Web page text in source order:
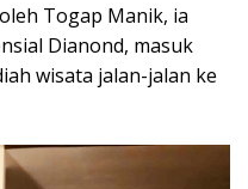
Togap Manik, ia
Dianond, masuk
wisata jalan-jalan ke